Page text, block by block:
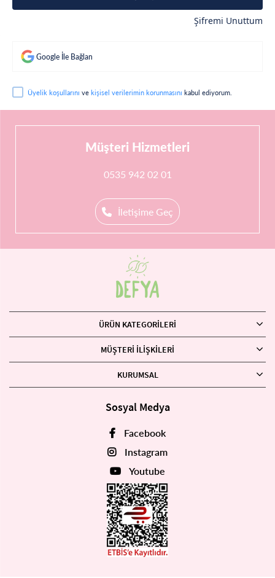
Şifremi Unuttum
Google İle Bağlan
Üyelik koşullarını ve kişisel verilerimin korunmasını kabul ediyorum.
Müşteri Hizmetleri
0535 942 02 01
İletişime Geç
ÜRÜN KATEGORILERI
MÜŞTERI İLIŞKILERI
KURUMSAL
Sosyal Medya
Facebook
Instagram
Youtube